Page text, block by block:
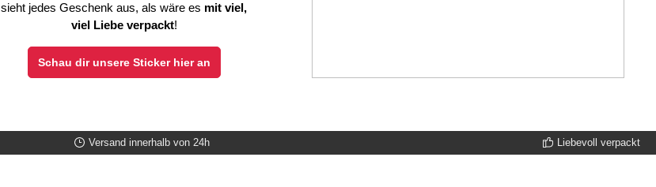
sieht jedes Geschenk aus, als wäre es mit viel,
viel Liebe verpackt!
Schau dir unsere Sticker hier an
Versand innerhalb von 24h Liebevoll verpackt